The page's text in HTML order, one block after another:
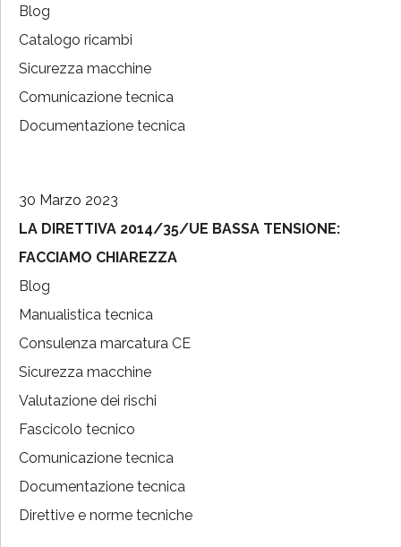
Blog
Catalogo ricambi
Sicurezza macchine
Comunicazione tecnica
Documentazione tecnica
30 Marzo 2023
LA DIRETTIVA 2014/35/UE BASSA TENSIONE:
FACCIAMO CHIAREZZA
Blog
Manualistica tecnica
Consulenza marcatura CE
Sicurezza macchine
Valutazione dei rischi
Fascicolo tecnico
Comunicazione tecnica
Documentazione tecnica
Direttive e norme tecniche